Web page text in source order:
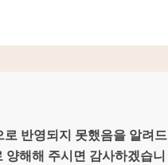
로 반영되지 못했음을 알려드
해해 주시면 감사하겠습니